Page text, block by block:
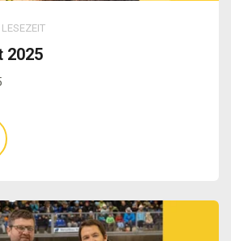
2025